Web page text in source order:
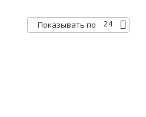
Показывать по 24